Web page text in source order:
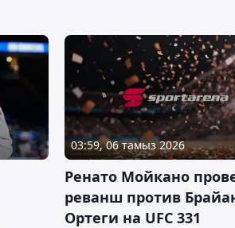
03:59, 06 тамыз 2026
Ренато Мойкано
реванш против
Ортеги на UFC 331